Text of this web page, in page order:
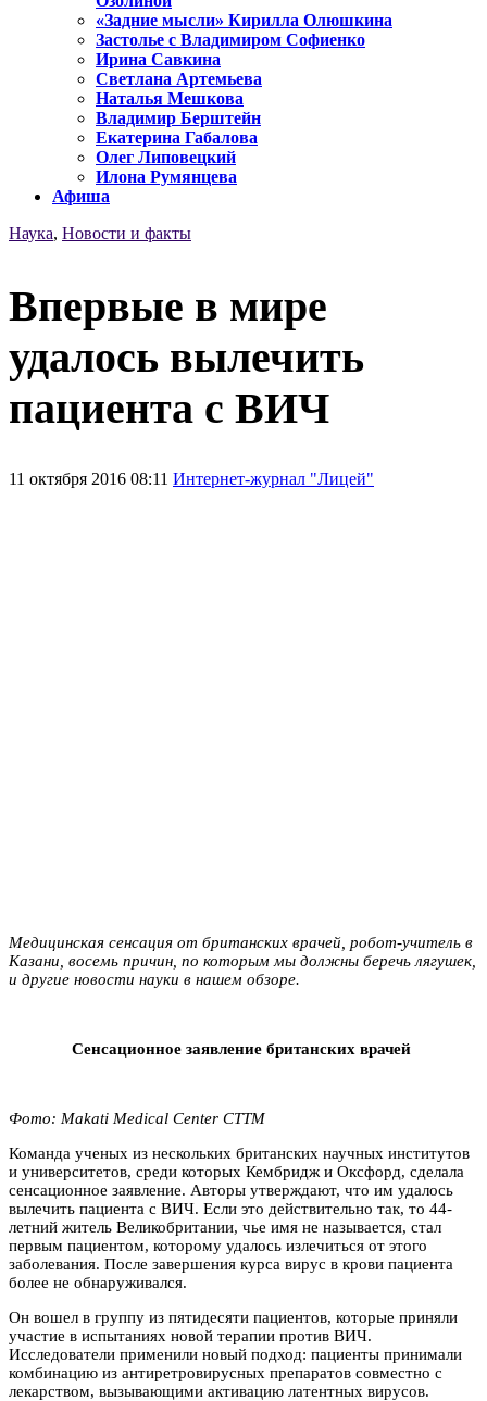
«Задние мысли» Кирилла Олюшкина
Застолье с Владимиром Софиенко
Ирина Савкина
Светлана Артемьева
Наталья Мешкова
Владимир Берштейн
Екатерина Габалова
Олег Липовецкий
Илона Румянцева
Афиша
Наука, Новости и факты
Впервые в мире
удалось вылечить
пациента с ВИЧ
11 октября 2016 08:11 Интернет-журнал "Лицей"
Медицинская сенсация от британских врачей, робот-учитель в
Казани, восемь причин, по которым мы должны беречь лягушек,
и другие новости науки в нашем обзоре.
Сенсационное заявление британских врачей
Фото: Makati Medical Center CTTM
Команда ученых из нескольких британских научных институтов
и университетов, среди которых Кембридж и Оксфорд, сделала
сенсационное заявление. Авторы утверждают, что им удалось
вылечить пациента с ВИЧ. Если это действительно так, то 44-
летний житель Великобритании, чье имя не называется, стал
первым пациентом, которому удалось излечиться от этого
заболевания. После завершения курса вирус в крови пациента
более не обнаруживался.
Он вошел в группу из пятидесяти пациентов, которые приняли
участие в испытаниях новой терапии против ВИЧ.
Исследователи применили новый подход: пациенты принимали
комбинацию из антиретровирусных препаратов совместно с
лекарством, вызывающими активацию латентных вирусов.